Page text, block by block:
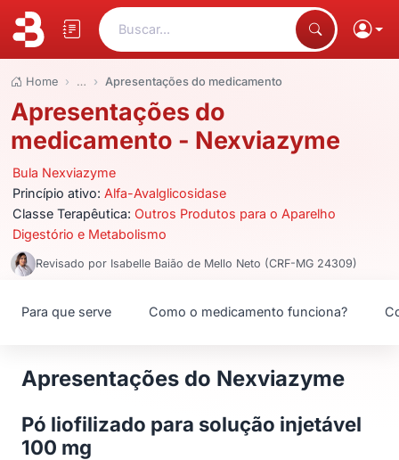
Buscar...
Home … Apresentações do medicamento
Apresentações do
medicamento - Nexviazyme
Bula Nexviazyme
Princípio ativo: Alfa-Avalglicosidase
Classe Terapêutica:Outros Produtos para o Aparelho
Digestório e Metabolismo
Revisado por Isabelle Baião de Mello Neto (CRF-MG 24309)
Para que serve Como o medicamento funciona?
Apresentações do Nexviazyme
Pó liofilizado para solução injetável
100 mg